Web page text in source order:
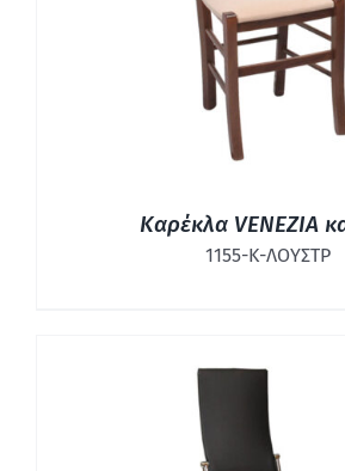
ΛΕΠΤΟΜΈΡΕΙΕΣ
Καρέκλα VENEZIA
1155-Κ-ΛΟΥΣΤΡ